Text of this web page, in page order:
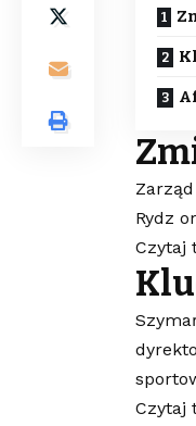
Rydz
Czytaj
Czytaj